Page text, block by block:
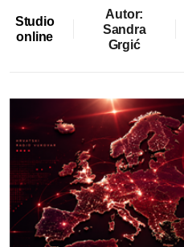
Studio
online
Autor:
Sandra
Grgić